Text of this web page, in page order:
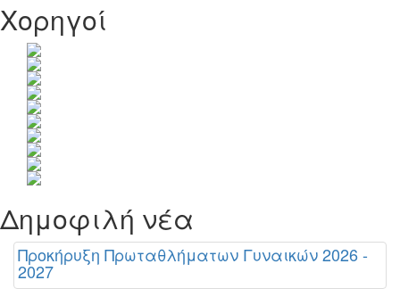
Χορηγοί
Δημοφιλή νέα
Προκήρυξη Πρωταθλήματων Γυναικών 2026 -
2027